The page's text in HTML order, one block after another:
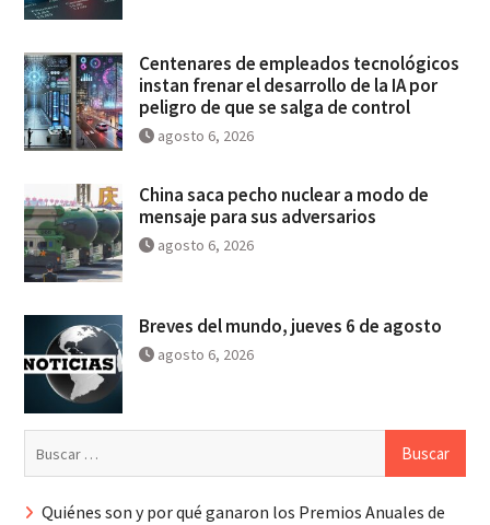
Centenares de empleados tecnológicos
instan frenar el desarrollo de la IA por
peligro de que se salga de control
agosto 6, 2026
China saca pecho nuclear a modo de
mensaje para sus adversarios
agosto 6, 2026
Breves del mundo, jueves 6 de agosto
agosto 6, 2026
Quiénes son y por qué ganaron los Premios Anuales de